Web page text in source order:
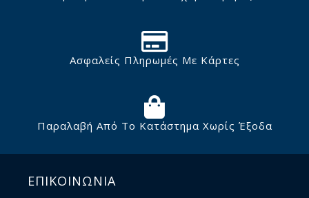
Ασφαλείς Πληρωμές Με Κάρτες
Παραλαβή Από Το Κατάστημα Χωρίς Έξοδα
ΕΠΙΚΟΙΝΩΝΙΑ